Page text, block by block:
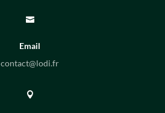

Email
contact@lodi.fr
